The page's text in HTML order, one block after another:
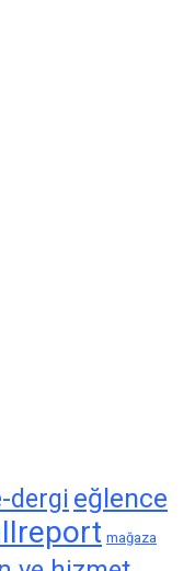
dergi eğlence
mağaza